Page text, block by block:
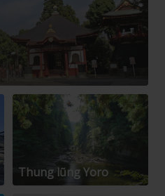
Thung lũng Yoro